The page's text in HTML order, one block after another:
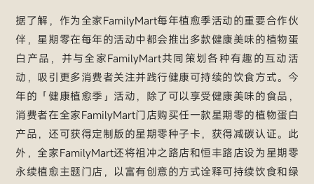
据了解，作为全家FamilyMart每年植愈季活动的重要合作伙
伴，星期零在每年的活动中都会推出多款健康美味的植物蛋
白产品，并与全家FamilyMart共同策划各种有趣的互动活
动，吸引更多消费者关注并践行健康可持续的饮食方式。今
年的「健康植愈季」活动，除了可以享受健康美味的食品，
消费者在全家FamilyMart门店购买任一款星期零的植物蛋白
产品，还可获得定制版的星期零种子卡，获得减碳认证。此
外，全家FamilyMart还将祖冲之路店和恒丰路店设为星期零
永续植愈主题门店，以富有创意的方式诠释可持续饮食和绿